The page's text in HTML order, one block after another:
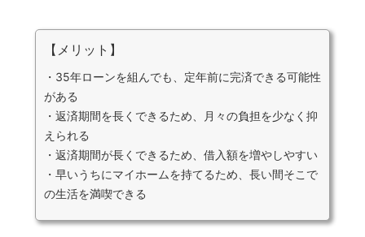
【メリット】
・35年ローンを組んでも、定年前に完済できる可能性
がある
・返済期間を長くできるため、月々の負担を少なく抑
えられる
・返済期間が長くできるため、借入額を増やしやすい
・早いうちにマイホームを持てるため、長い間そこで
の生活を満喫できる